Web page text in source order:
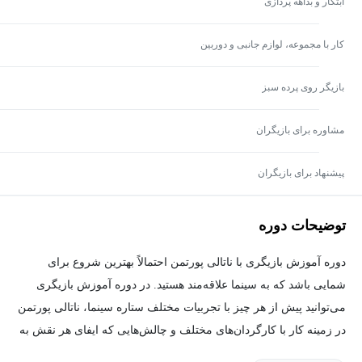
کار با مجموعه، لوازم جانبی و دوربین
بازیگر روی پرده سبز
مشاوره برای بازیگران
پیشنهاد برای بازیگران
توضیحات دوره
دوره آموزش بازیگری با ناتالی پورتمن احتمالاً بهترین شروع برای
شمایی باشد که به سینما علاقه‌مند هستید. در دوره آموزش بازیگری
می‌توانید پیش از هر چیز با تجربیات مختلف ستاره سینما، ناتالی پورتمن
در زمینه کار با کارگردان‌های مختلف و چالش‌هایی که ایفای هر نقش به